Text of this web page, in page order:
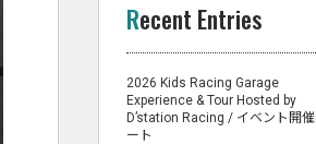
Recent Entries
2026 Kids Racing Garage
Experience & Tour Hosted by
D’station Racing / イベント開
ート